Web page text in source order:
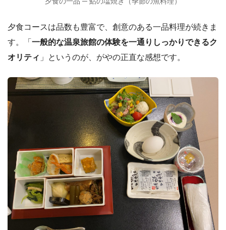
夕食コースは品数も豊富で、創意のある一品料理が続きま
す。「 一般的な温泉旅館の体験を一通りしっかりできるク
オリティ 」というのが、がやの正直な感想です。